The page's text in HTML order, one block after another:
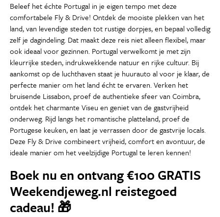
Beleef het échte Portugal in je eigen tempo met deze
comfortabele Fly & Drive! Ontdek de mooiste plekken van het
land, van levendige steden tot rustige dorpjes, en bepaal volledig
zelf je dagindeling. Dat maakt deze reis niet alleen flexibel, maar
ook ideaal voor gezinnen. Portugal verwelkomt je met zijn
kleurrijke steden, indrukwekkende natuur en rijke cultuur. Bij
aankomst op de luchthaven staat je huurauto al voor je klaar, de
perfecte manier om het land écht te ervaren. Verken het
bruisende Lissabon, proef de authentieke sfeer van Coimbra,
ontdek het charmante Viseu en geniet van de gastvrijheid
onderweg. Rijd langs het romantische platteland, proef de
Portugese keuken, en laat je verrassen door de gastvrije locals.
Deze Fly & Drive combineert vrijheid, comfort en avontuur, de
ideale manier om het veelzijdige Portugal te leren kennen!
Boek nu en ontvang €100 GRATIS
Weekendjeweg.nl reistegoed
cadeau! 🎁